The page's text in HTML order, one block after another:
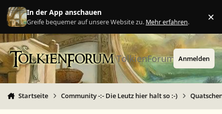
Zu Inhalt springen
In der App anschauen
Greife bequemer auf unsere Website zu. Mehr erfahren. ×
TolkienForum Anmelden
Startseite Community -:- Die Leutz hier halt so :-)